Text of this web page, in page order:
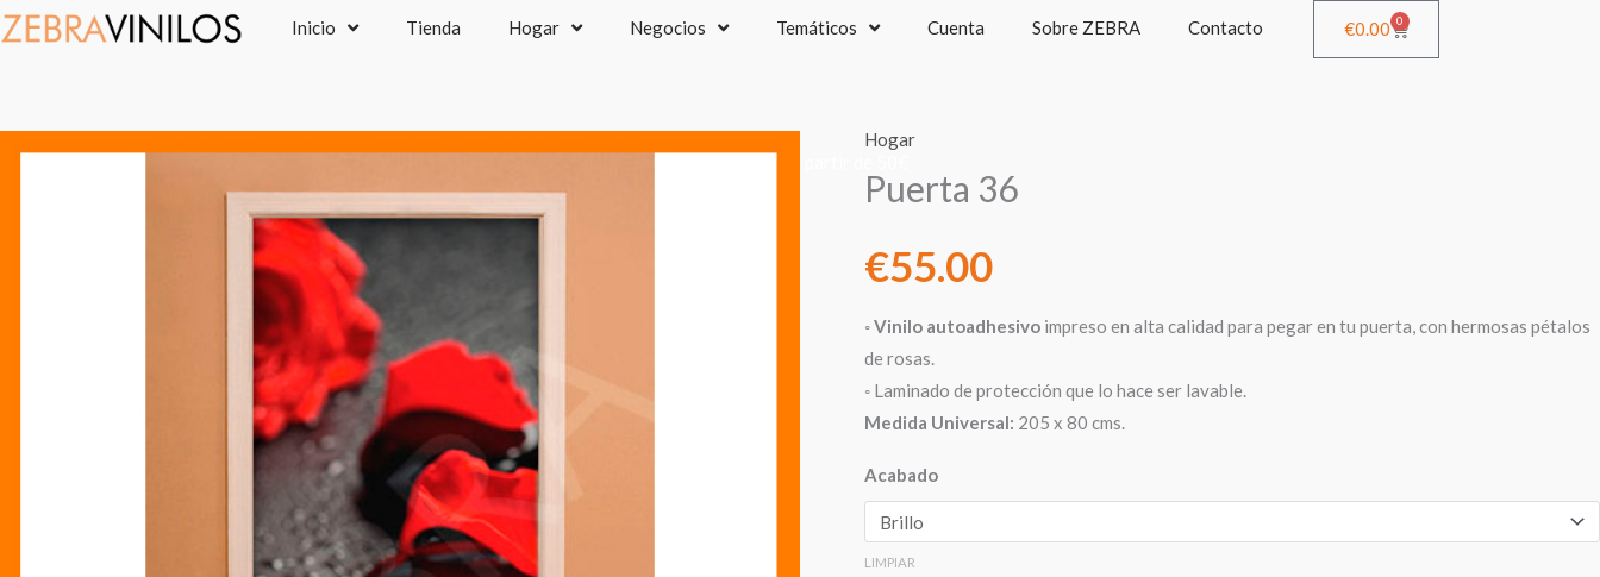
Ir
al
Inicio Tienda Hogar Negocios Temáticos Cuenta Sobre ZEBRA Contacto €0.00 0
Cart
Hogar
Puerta 36
€55.00
◦Vinilo autoadhesivoimpreso en alta calidad para pegar en tu puerta, con hermosas pétalos
de rosas.
◦ Laminado de protección que lo hace ser lavable.
Medida Universal: 205 x 80 cms.
Acabado
LIMPIAR